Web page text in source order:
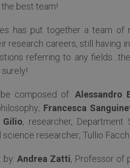
best team!
has put together a team
research careers, still having
referring to any
composed of: Alessandro
Francesca
, researcher,
researcher; Tullio
by: Andrea Zatti, Professor of